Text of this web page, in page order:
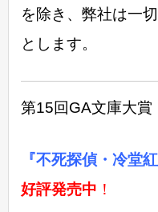
を除き、弊社は一
とします。
第15回GA文庫大賞
『不死探偵・冷堂
好評発売中 ！